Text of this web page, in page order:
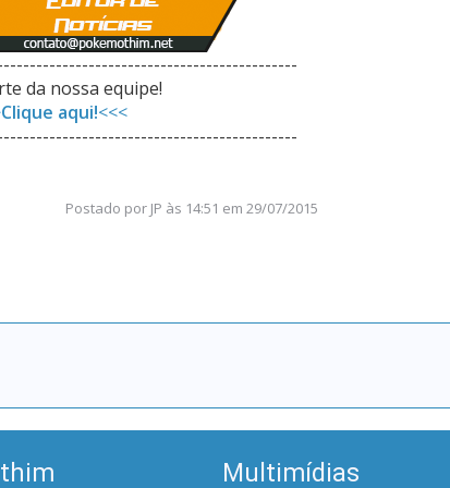
da nossa equipe!
Clique aqui!<<<
Postado por JP às 14:51 em 29/07/2015
Multimídias